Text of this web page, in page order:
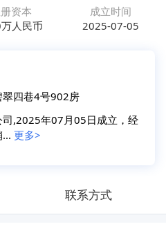
资本
人民币
成立时间
2025-07-05
翠四巷4号902房
司,2025年07月05日成立，经
...更多>
联系方式